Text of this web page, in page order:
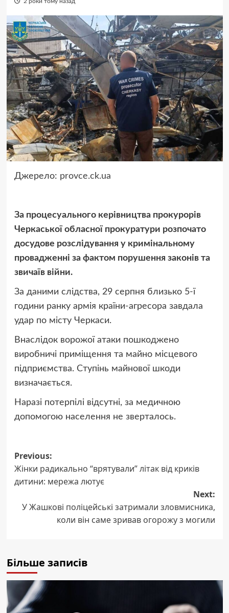
Джерело: provce.ck.ua
За процесуального керівництва прокурорів
Черкаської обласної прокуратури розпочато
досудове розслідування у кримінальному
провадженні за фактом порушення законів та
звичаїв війни.
За даними слідства, 29 серпня близько 5-ї
години ранку армія країни-агресора завдала
удар по місту Черкаси.
Внаслідок ворожої атаки пошкоджено
виробничі приміщення та майно місцевого
підприємства. Ступінь майнової шкоди
визначається.
Наразі потерпілі відсутні, за медичною
допомогою населення не зверталось.
Post
navigation
Previous:
Жінки радикально “врятували” літак від криків
дитини: мережа лютує
Next:
У Жашкові поліцейські затримали зловмисника,
коли він саме зривав огорожу з могили
Більше записів